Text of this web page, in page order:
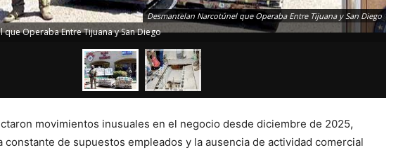
Desmantelan Narcotúnel que Operaba Entre Tijuana y San Diego
Operaba Entre Tijuana y San Diego
movimientos inusuales en el negocio desde diciembre de 2025,
constante de supuestos empleados y la ausencia de actividad comercial